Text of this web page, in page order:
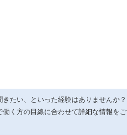
たい、といった経験はありませんか？
く方の目線に合わせて詳細な情報をご